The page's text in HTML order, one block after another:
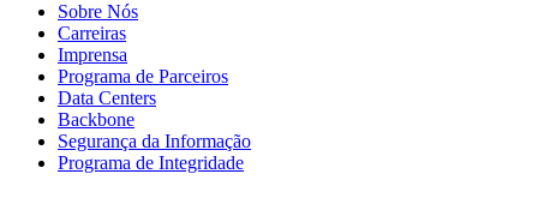
Sobre Nós
Carreiras
Imprensa
Programa de Parceiros
Data Centers
Backbone
Segurança da Informação
Programa de Integridade